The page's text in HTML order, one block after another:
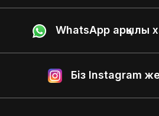
WhatsApp арқылы
Біз Instagram